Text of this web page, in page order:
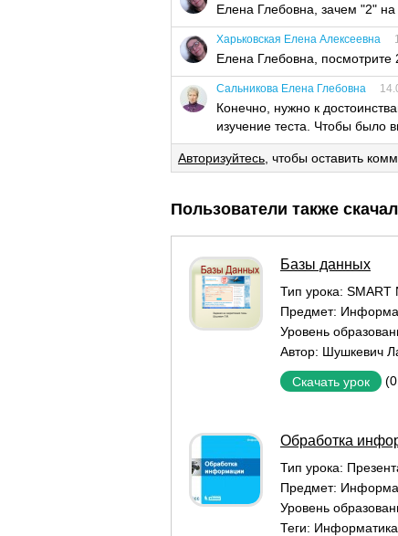
Елена Глебовна, зачем "2" на
Харьковская Елена Алексеевна
Елена Глебовна, посмотрите
Сальникова Елена Глебовна
Конечно, нужно к
изучение теста. Чтобы было
Авторизуйтесь , чтобы оставить
Пользователи также
Базы данных
Тип урока: SMART
Предмет:
Уровень
Автор: Шушкевич
Скачать урок
Обработка
Тип урока:
Предмет:
Уровень
Теги: Информатика